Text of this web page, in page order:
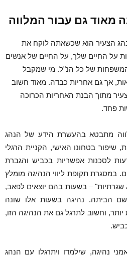
מאוד גם עבור המלווה
הצעיר הוא שכשאתה לוקח את
על החיים שלך, על החיים של אנשים
של כל הנ"ל. מי שמקבל
אך גם אחריות כבדה. מאוד חשוב
מתוך הבנת האחריות הכרוכה
פחד.
מתבטא בהעשרת הידע של הנהג
שיפור בטחונו האישי, הקניית הרגלי
לסכנות אפשריות בכביש והגברת
במסגרת תקופת ליווי הנהיגה מומלץ
– בשעות בהם יוצאים לפאב,
משם הביתה. נהיגה בשעות אלו שונה
יותר, וחשוב לתרגל גם את הנהיגה הזו,
נהיגה, שילמדו ויתרגלו עם הנהג